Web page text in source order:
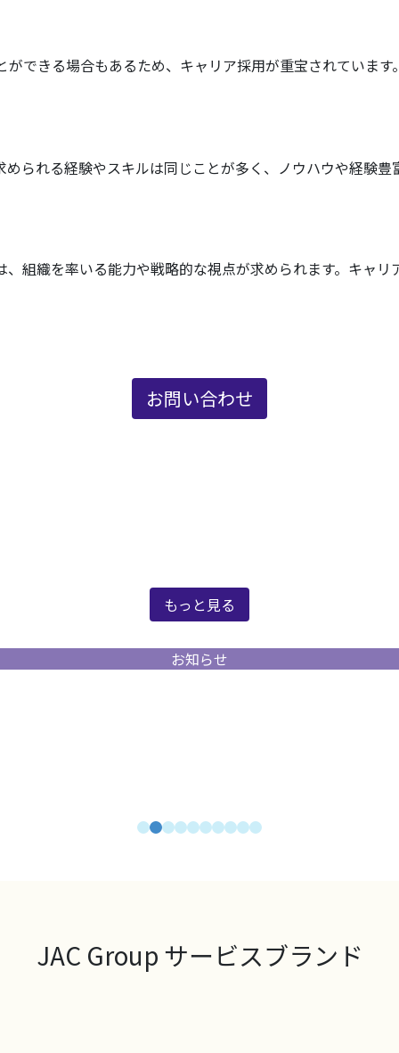
きる場合もあるため、キャリア採用が重宝されてい
られる経験やスキルは同じことが多く、ノウハウや経験
織を率いる能力や戦略的な視点が求められます。キ
お問い合わせ
もっと見る
お知らせ
JAC Group サービスブランド